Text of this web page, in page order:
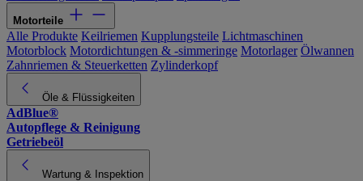
Motorteile
Alle Produkte Keilriemen Kupplungsteile Lichtmaschinen
Motorblock Motordichtungen & -simmeringe Motorlager Ölwannen
Zahnriemen & Steuerketten Zylinderkopf
Öle & Flüssigkeiten
AdBlue®
Autopflege & Reinigung
Getriebeöl
Wartung & Inspektion